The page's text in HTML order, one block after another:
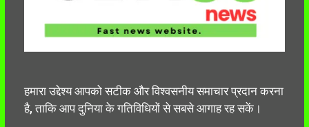
हमारा उद्देश्य आपको सटीक और विश्वसनीय समाचार प्रदान करना
है, ताकि आप दुनिया के गतिविधियों से सबसे आगाह रह सकें।